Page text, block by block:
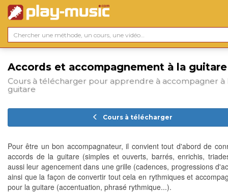
Accords et accompagnement à la guitare
Cours à télécharger pour apprendre à accompagner à
guitare
Cours à télécharger
Pour être un bon accompagnateur, il convient tout d'abord de
accords de la guitare (simples et ouverts, barrés, enrichis,
aussi leur agencement dans une grille (cadences, progressions
ainsi que la façon de convertir tout cela en rythmiques et
pour la guitare (accentuation, phrasé rythmique...).